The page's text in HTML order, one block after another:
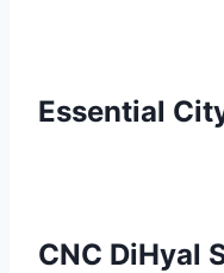
Essential
CNC DiHyal